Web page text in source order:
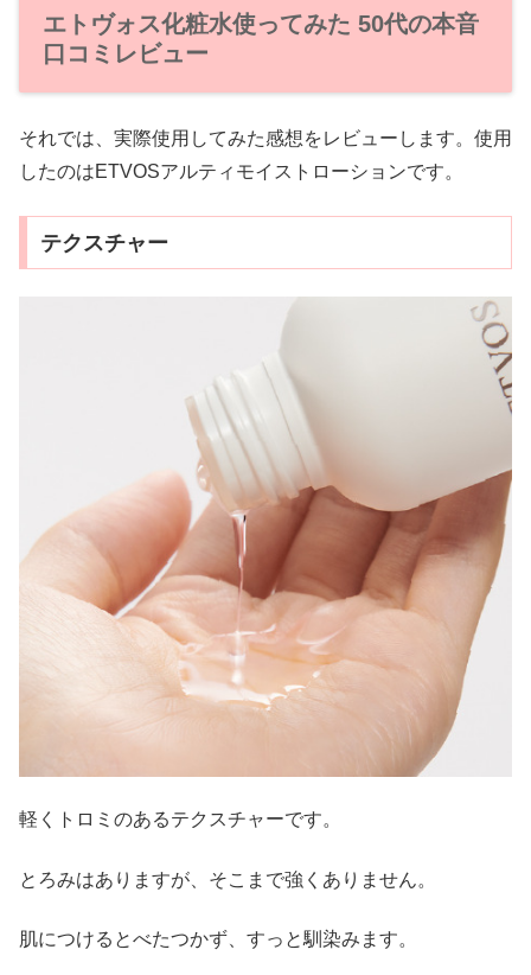
エトヴォス化粧水使ってみた 50代の本音
口コミレビュー
それでは、実際使用してみた感想をレビューします。使用
したのはETVOSアルティモイストローションです。
テクスチャー
軽くトロミのあるテクスチャーです。
とろみはありますが、そこまで強くありません。
肌につけるとべたつかず、すっと馴染みます。